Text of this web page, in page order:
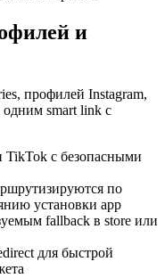
и
профилей Instagram,
smart link с
с безопасными
по
установки app
fallback в store или
для быстрой